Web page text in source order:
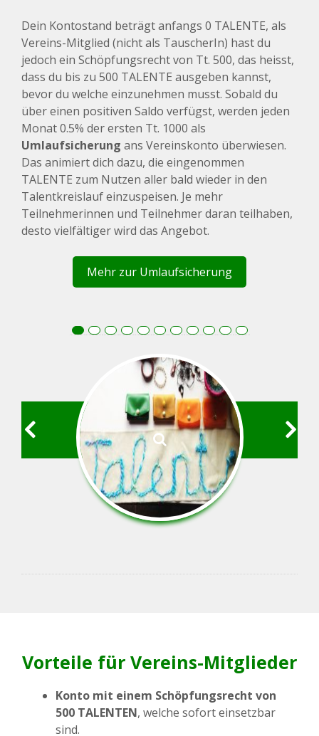
Dein Kontostand beträgt anfangs 0 TALENTE, als
Vereins-Mitglied (nicht als TauscherIn) hast du
jedoch ein Schöpfungsrecht von Tt. 500, das heisst,
dass du bis zu 500 TALENTE ausgeben kannst,
bevor du welche einzunehmen musst. Sobald du
über einen positiven Saldo verfügst, werden jeden
Monat 0.5% der ersten Tt. 1000 als
Umlaufsicherung ans Vereinskonto überwiesen.
Das animiert dich dazu, die eingenommen
TALENTE zum Nutzen aller bald wieder in den
Talentkreislauf einzuspeisen. Je mehr
Teilnehmerinnen und Teilnehmer daran teilhaben,
desto vielfältiger wird das Angebot.
Mehr zur Umlaufsicherung
Vorteile für Vereins-Mitglieder
Konto mit einem Schöpfungsrecht von
500 TALENTEN, welche sofort einsetzbar
sind.